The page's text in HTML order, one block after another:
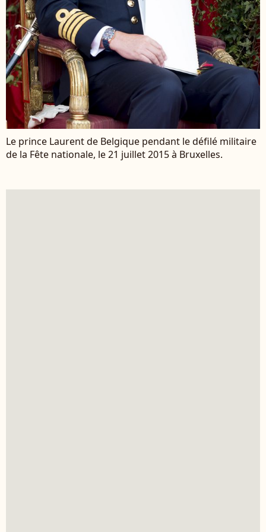
Le prince Laurent de Belgique pendant le défilé militaire
de la Fête nationale, le 21 juillet 2015 à Bruxelles.